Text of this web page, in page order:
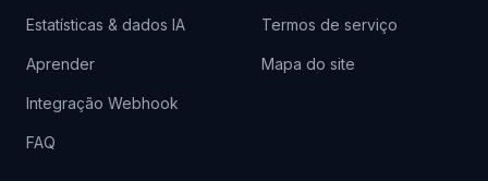
Estatísticas & dados IA
Aprender
Integração Webhook
FAQ
Termos de serviço
Mapa do site